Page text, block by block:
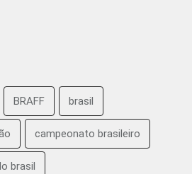
BRAFF brasil
campeonato brasileiro
brasil